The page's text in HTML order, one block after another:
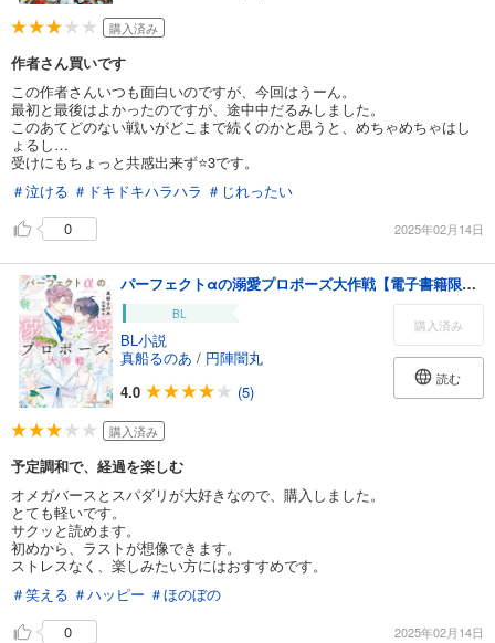
購入済み
作者さん買いです
この作者さんいつも面白いのですが、今回はうーん。
最初と最後はよかったのですが、途中中だるみしました。
このあてどのない戦いがどこまで続くのかと思うと、めちゃめちゃはし
ょるし…
受けにもちょっと共感出来ず⭐️3です。
＃泣ける ＃ドキドキハラハラ ＃じれったい
0
2025年02月14日
パーフェクトαの溺愛プロポーズ大作戦【電子書籍限定版】
BL
BL小説
真船るのあ / 円陣闇丸
4.0
(5)
購入済み
読む
購入済み
予定調和で、経過を楽しむ
オメガバースとスパダリが大好きなので、購入しました。
とても軽いです。
サクッと読めます。
初めから、ラストが想像できます。
ストレスなく、楽しみたい方にはおすすめです。
＃笑える ＃ハッピー ＃ほのぼの
0
2025年02月14日